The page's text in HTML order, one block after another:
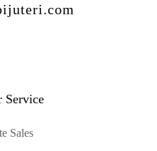
Service
Sales